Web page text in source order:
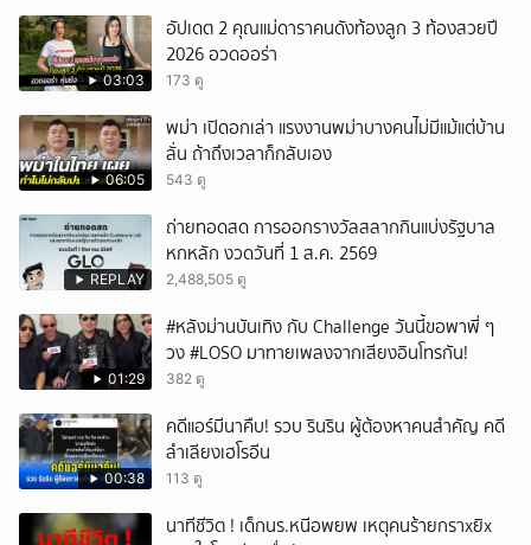
03:03
อัปเดต 2 คุณแม่ดาราคนดังท้องลูก 3 ท้องสวยปี
2026 อวดออร่า
173 ดู
06:05
พม่า เปิดอกเล่า แรงงานพม่าบางคนไม่มีแม้แต่บ้าน
ลั่น ถ้าถึงเวลาก็กลับเอง
543 ดู
REPLAY
ถ่ายทอดสด การออกรางวัลสลากกินแบ่งรัฐบาล
หกหลัก งวดวันที่ 1 ส.ค. 2569
2,488,505 ดู
01:29
#หลังม่านบันเทิง กับ Challenge วันนี้ขอพาพี่ ๆ
วง #LOSO มาทายเพลงจากเสียงอินโทรกัน!
382 ดู
00:38
คดีแอร์มีนาคืบ! รวบ รินริน ผู้ต้องหาคนสำคัญ คดี
ลำเลียงเฮโรอีน
113 ดู
นาทีชีวิต ! เด็กนร.หนีอพยพ เหตุคนร้ายกราxยิx